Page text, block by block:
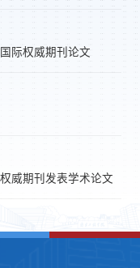
际权威期刊论文
威期刊发表学术论文